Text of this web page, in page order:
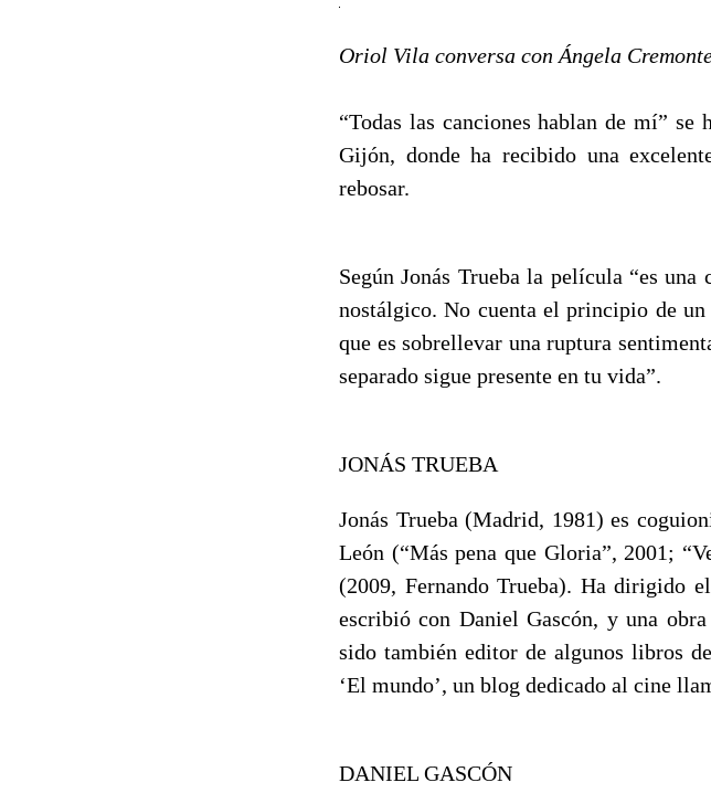
Oriol Vila conversa con Ángela
“Todas las canciones hablan de mí”
Gijón, donde ha recibido una
rebosar.
Según Jonás Trueba la película “es
nostálgico. No cuenta el principio de
que es sobrellevar una ruptura
separado sigue presente en tu vida”.
JONÁS TRUEBA
Jonás Trueba (Madrid, 1981) es
León (“Más pena que Gloria”, 2001;
(2009, Fernando Trueba). Ha dirigido
escribió con Daniel Gascón, y una
sido también editor de algunos libros
‘El mundo’, un blog dedicado al cine
DANIEL GASCÓN